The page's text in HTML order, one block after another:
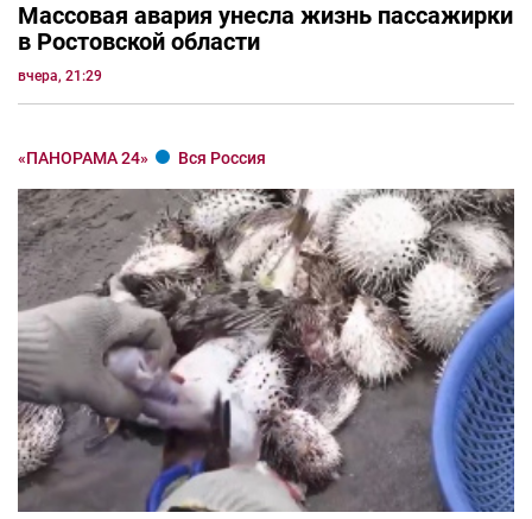
Массовая авария унесла жизнь пассажирки
в Ростовской области
вчера, 21:29
«ПАНОРАМА 24» Вся Россия